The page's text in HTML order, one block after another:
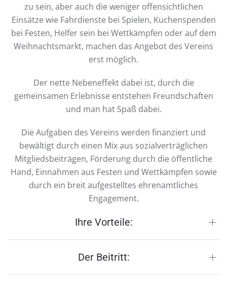
zu sein, aber auch die weniger offensichtlichen
Einsätze wie Fahrdienste bei Spielen, Kuchenspenden
bei Festen, Helfer sein bei Wettkämpfen oder auf dem
Weihnachtsmarkt, machen das Angebot des Vereins
erst möglich.
Der nette Nebeneffekt dabei ist, durch die
gemeinsamen Erlebnisse entstehen Freundschaften
und man hat Spaß dabei.
Die Aufgaben des Vereins werden finanziert und
bewältigt durch einen Mix aus sozialverträglichen
Mitgliedsbeiträgen, Förderung durch die öffentliche
Hand, Einnahmen aus Festen und Wettkämpfen sowie
durch ein breit aufgestelltes ehrenamtliches
Engagement.
Ihre Vorteile:
Der Beitritt: